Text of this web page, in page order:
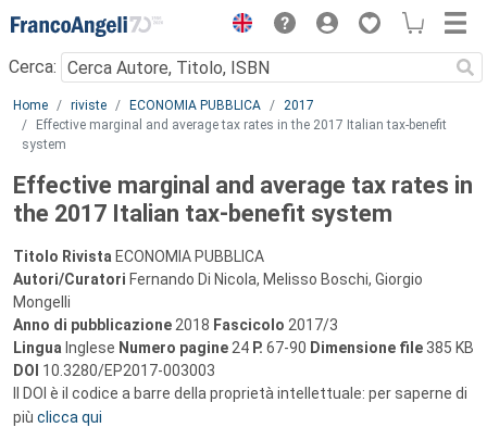
Menu
Cerca:
Main content
Home riviste ECONOMIA PUBBLICA
2017
Effective marginal and average tax rates in the 2017 Italian tax-benefit
system
Effective marginal and average tax rates in
the 2017 Italian tax-benefit system
Titolo Rivista ECONOMIA PUBBLICA
Autori/Curatori Fernando Di Nicola, Melisso Boschi, Giorgio
Mongelli
Anno di pubblicazione 2018 Fascicolo 2017/3
Lingua Inglese Numero pagine 24 P. 67-90 Dimensione file 385 KB
DOI 10.3280/EP2017-003003
Il DOI è il codice a barre della proprietà intellettuale: per saperne di
più clicca qui